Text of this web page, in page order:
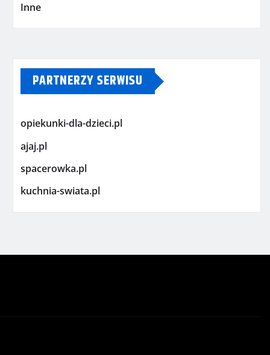
Inne
PARTNERZY SERWISU
opiekunki-dla-dzieci.pl
ajaj.pl
spacerowka.pl
kuchnia-swiata.pl